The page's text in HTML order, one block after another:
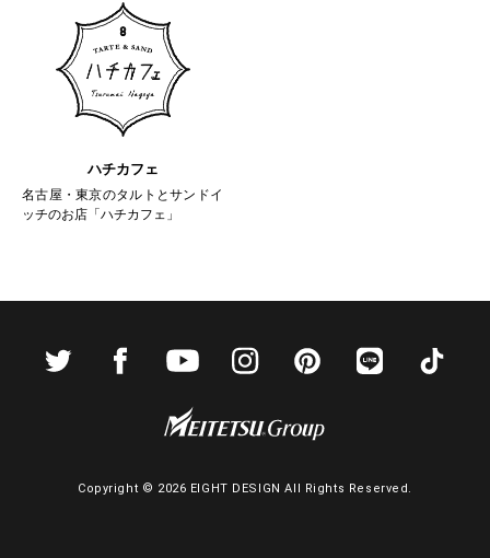
ハチカフェ
名古屋・東京のタルトとサンドイ
ッチのお店「ハチカフェ」
Copyright © 2026 EIGHT DESIGN All Rights Reserved.